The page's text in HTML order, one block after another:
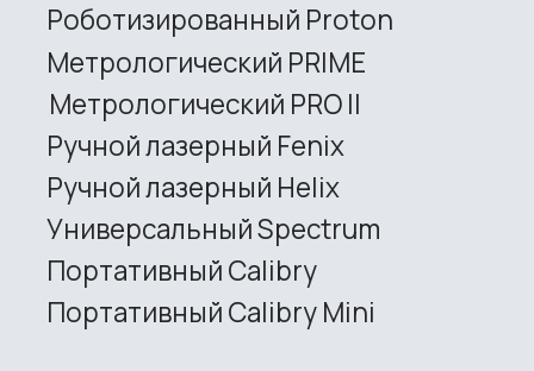
Copyright © 2026 RangeVision. All
This is the official website of